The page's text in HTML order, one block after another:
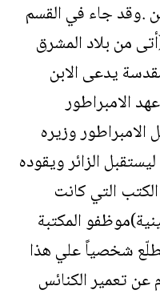
.وقد جاء في القسم
من بلاد المشرق
يدعى الابن
الامبراطور
،وقد أرسل الامبراطور وزيره
الزائر ويقوده
التي كانت
المكتبة
شخصياً علي هذا
عن تعمير الكنائس